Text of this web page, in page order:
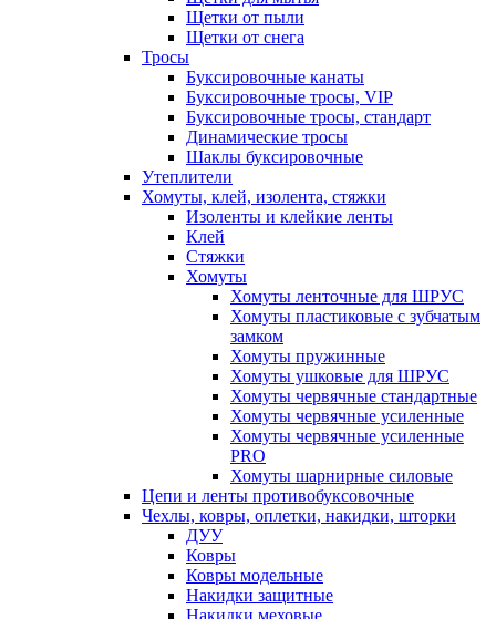
Щетки от пыли
Щетки от снега
Тросы
Буксировочные канаты
Буксировочные тросы, VIP
Буксировочные тросы, стандарт
Динамические тросы
Шаклы буксировочные
Утеплители
Хомуты, клей, изолента, стяжки
Изоленты и клейкие ленты
Клей
Стяжки
Хомуты
Хомуты ленточные для ШРУС
Хомуты пластиковые с зубчатым
замком
Хомуты пружинные
Хомуты ушковые для ШРУС
Хомуты червячные стандартные
Хомуты червячные усиленные
Хомуты червячные усиленные
PRO
Хомуты шарнирные силовые
Цепи и ленты противобуксовочные
Чехлы, ковры, оплетки, накидки, шторки
ДУУ
Ковры
Ковры модельные
Накидки защитные
Накидки меховые